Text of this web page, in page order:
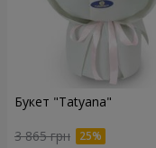
Букет "Tatyana"
3 865 грн